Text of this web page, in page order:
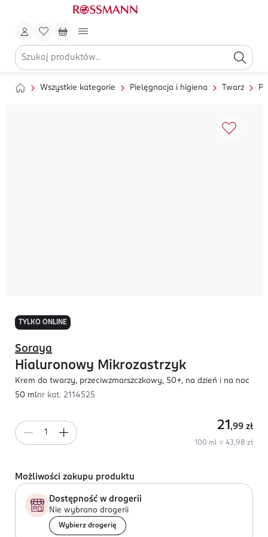
Wszystkie kategorie Pielęgnacja i higiena Twarz
TYLKO ONLINE
Soraya
Hialuronowy Mikrozastrzyk
Krem do twarzy, przeciwzmarszczkowy, 50+, na dzień i na noc
50 mlnr kat. 2114525
21 ,99 zł
100 ml = 43,98 zł
Możliwości zakupu produktu
Dostępność w drogerii
Nie wybrano drogerii
Wybierz drogerię